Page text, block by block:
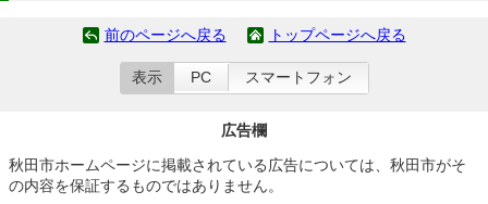
前のページへ戻る トップページへ戻る
表示 PC スマートフォン
広告欄
秋田市ホームページに掲載されている広告については、秋田市がそ
の内容を保証するものではありません。